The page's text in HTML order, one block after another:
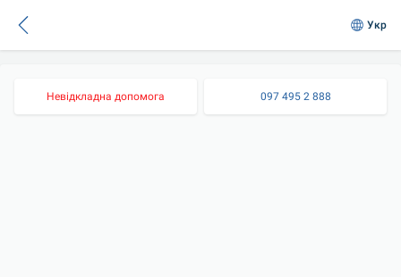
Укр
Невідкладна допомога 097 495 2 888